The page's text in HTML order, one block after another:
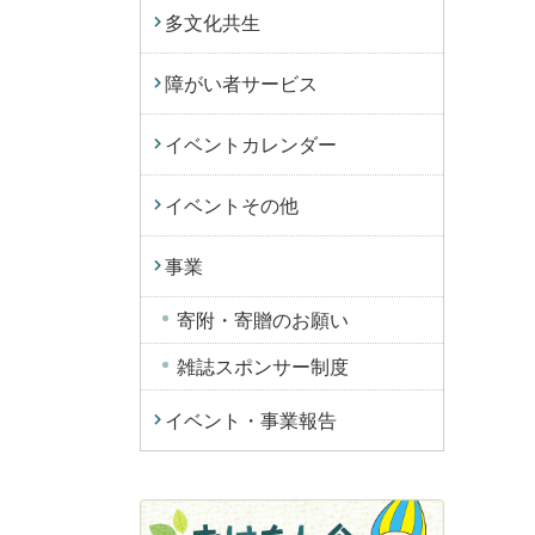
多文化共生
障がい者サービス
イベントカレンダー
イベントその他
事業
寄附・寄贈のお願い
雑誌スポンサー制度
イベント・事業報告